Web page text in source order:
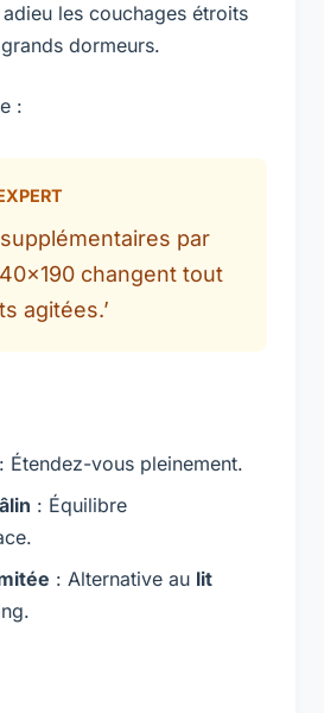
les couchages étroits
dormeurs.
:
par
changent tout
agitées.’
: Étendez-vous pleinement.
: Équilibre
: Alternative au lit